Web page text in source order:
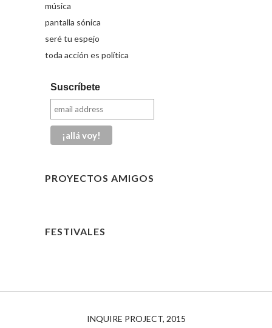
música
pantalla sónica
seré tu espejo
toda acción es política
Suscríbete
PROYECTOS AMIGOS
FESTIVALES
INQUIRE PROJECT, 2015